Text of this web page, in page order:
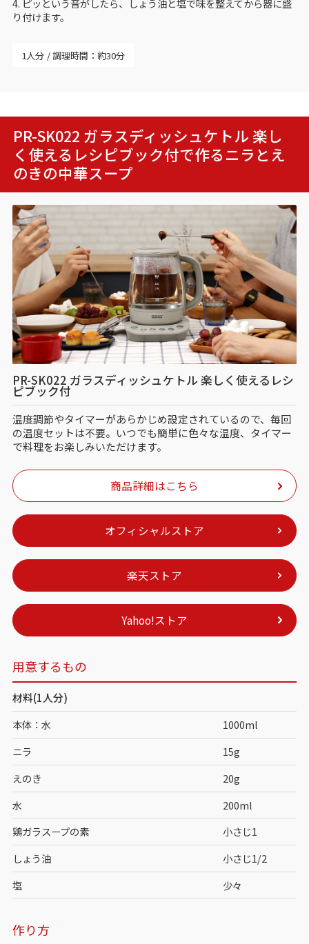
4. ピッという音がしたら、しょう油と塩で味を整えてから器に盛
り付けます。
1人分 調理時間：約30分
PR-SK022 ガラスディッシュケトル 楽し
く使えるレシピブック付で作るニラとえ
のきの中華スープ
PR-SK022 ガラスディッシュケトル 楽しく使えるレシ
ピブック付
温度調節やタイマーがあらかじめ設定されているので、毎回
の温度セットは不要。いつでも簡単に色々な温度、タイマー
で料理をお楽しみいただけます。
商品詳細はこちら
オフィシャルストア
楽天ストア
Yahoo!ストア
用意するもの
材料(1人分)
本体：水
1000ml
ニラ
15g
えのき
20g
水
200ml
鶏ガラスープの素
小さじ1
しょう油
小さじ1/2
塩
少々
作り方